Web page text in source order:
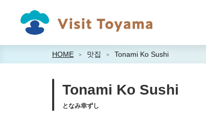
HOME 맛집 Tonami Ko Sushi
Tonami Ko Sushi
となみ幸ずし